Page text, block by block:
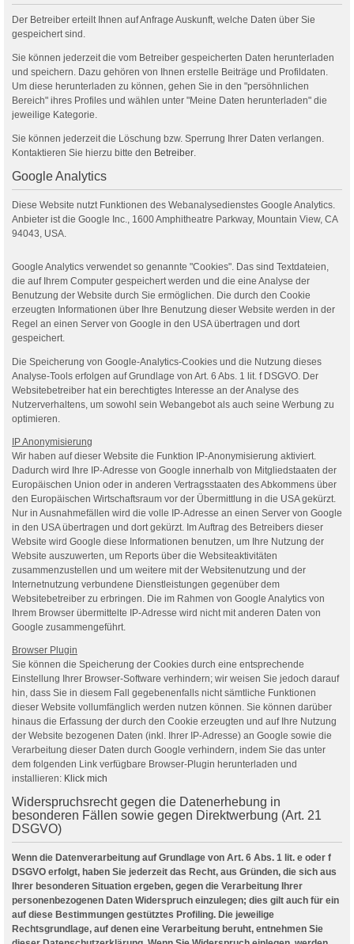
Der Betreiber erteilt Ihnen auf Anfrage Auskunft, welche Daten über Sie
gespeichert sind.
Sie können jederzeit die vom Betreiber gespeicherten Daten herunterladen
und speichern. Dazu gehören von Ihnen erstelle Beiträge und Profildaten.
Um diese herunterladen zu können, gehen Sie in den "persöhnlichen
Bereich" ihres Profiles und wählen unter "Meine Daten herunterladen" die
jeweilige Kategorie.
Sie können jederzeit die Löschung bzw. Sperrung Ihrer Daten verlangen.
Kontaktieren Sie hierzu bitte den Betreiber.
Google Analytics
Diese Website nutzt Funktionen des Webanalysedienstes Google Analytics.
Anbieter ist die Google Inc., 1600 Amphitheatre Parkway, Mountain View, CA
94043, USA.
Google Analytics verwendet so genannte "Cookies". Das sind Textdateien,
die auf Ihrem Computer gespeichert werden und die eine Analyse der
Benutzung der Website durch Sie ermöglichen. Die durch den Cookie
erzeugten Informationen über Ihre Benutzung dieser Website werden in der
Regel an einen Server von Google in den USA übertragen und dort
gespeichert.
Die Speicherung von Google-Analytics-Cookies und die Nutzung dieses
Analyse-Tools erfolgen auf Grundlage von Art. 6 Abs. 1 lit. f DSGVO. Der
Websitebetreiber hat ein berechtigtes Interesse an der Analyse des
Nutzerverhaltens, um sowohl sein Webangebot als auch seine Werbung zu
optimieren.
IP Anonymisierung
Wir haben auf dieser Website die Funktion IP-Anonymisierung aktiviert.
Dadurch wird Ihre IP-Adresse von Google innerhalb von Mitgliedstaaten der
Europäischen Union oder in anderen Vertragsstaaten des Abkommens über
den Europäischen Wirtschaftsraum vor der Übermittlung in die USA gekürzt.
Nur in Ausnahmefällen wird die volle IP-Adresse an einen Server von Google
in den USA übertragen und dort gekürzt. Im Auftrag des Betreibers dieser
Website wird Google diese Informationen benutzen, um Ihre Nutzung der
Website auszuwerten, um Reports über die Websiteaktivitäten
zusammenzustellen und um weitere mit der Websitenutzung und der
Internetnutzung verbundene Dienstleistungen gegenüber dem
Websitebetreiber zu erbringen. Die im Rahmen von Google Analytics von
Ihrem Browser übermittelte IP-Adresse wird nicht mit anderen Daten von
Google zusammengeführt.
Browser Plugin
Sie können die Speicherung der Cookies durch eine entsprechende
Einstellung Ihrer Browser-Software verhindern; wir weisen Sie jedoch darauf
hin, dass Sie in diesem Fall gegebenenfalls nicht sämtliche Funktionen
dieser Website vollumfänglich werden nutzen können. Sie können darüber
hinaus die Erfassung der durch den Cookie erzeugten und auf Ihre Nutzung
der Website bezogenen Daten (inkl. Ihrer IP-Adresse) an Google sowie die
Verarbeitung dieser Daten durch Google verhindern, indem Sie das unter
dem folgenden Link verfügbare Browser-Plugin herunterladen und
installieren: Klick mich
Widerspruchsrecht gegen die Datenerhebung in
besonderen Fällen sowie gegen Direktwerbung (Art. 21
DSGVO)
Wenn die Datenverarbeitung auf Grundlage von Art. 6 Abs. 1 lit. e oder f
DSGVO erfolgt, haben Sie jederzeit das Recht, aus Gründen, die sich aus
Ihrer besonderen Situation ergeben, gegen die Verarbeitung Ihrer
personenbezogenen Daten Widerspruch einzulegen; dies gilt auch für ein
auf diese Bestimmungen gestütztes Profiling. Die jeweilige
Rechtsgrundlage, auf denen eine Verarbeitung beruht, entnehmen Sie